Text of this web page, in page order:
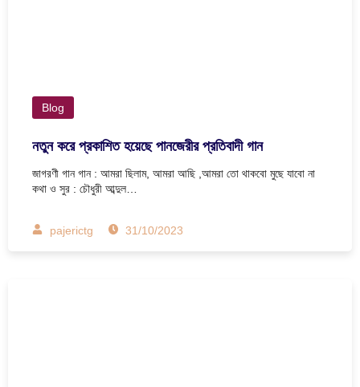
Blog
নতুন করে প্রকাশিত হয়েছে পানজেরীর প্রতিবাদী গান
জাগরণী গান গান : আমরা ছিলাম, আমরা আছি ,আমরা তো থাকবো মুছে যাবো না
কথা ও সুর : চৌধুরী আব্দুল…
pajerictg 31/10/2023